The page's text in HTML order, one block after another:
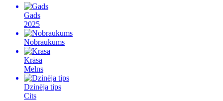
Gads
2025
Nobraukums
Krāsa
Melns
Dzinēja tips
Cits